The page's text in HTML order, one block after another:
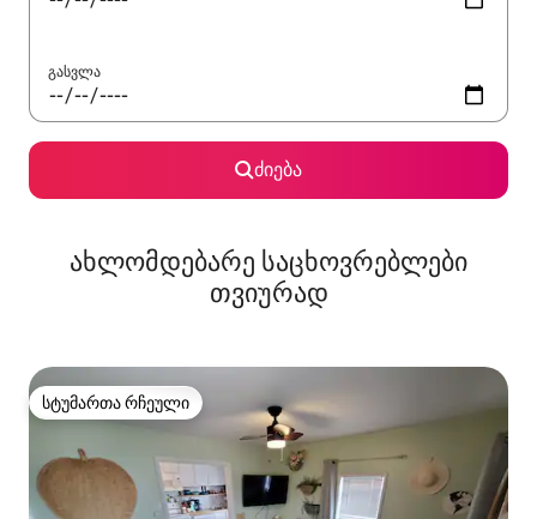
გასვლა
ძიება
ახლომდებარე საცხოვრებლები
თვიურად
სტუმართა რჩეული
სტუმართა რჩეული